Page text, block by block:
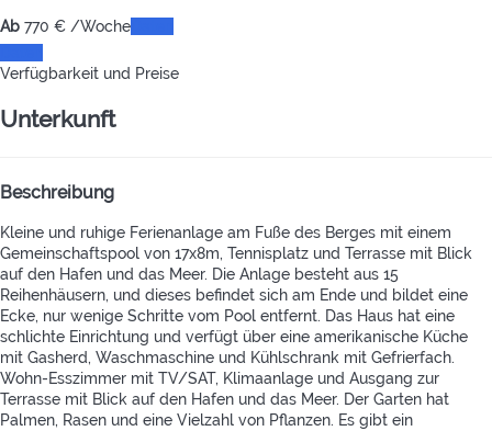
Ab 770 € /Woche
Verfügbarkeit und Preise
Unterkunft
Beschreibung
Kleine und ruhige Ferienanlage am Fuße des Berges mit einem
Gemeinschaftspool von 17x8m, Tennisplatz und Terrasse mit Blick
auf den Hafen und das Meer. Die Anlage besteht aus 15
Reihenhäusern, und dieses befindet sich am Ende und bildet eine
Ecke, nur wenige Schritte vom Pool entfernt. Das Haus hat eine
schlichte Einrichtung und verfügt über eine amerikanische Küche
mit Gasherd, Waschmaschine und Kühlschrank mit Gefrierfach.
Wohn-Esszimmer mit TV/SAT, Klimaanlage und Ausgang zur
Terrasse mit Blick auf den Hafen und das Meer. Der Garten hat
Palmen, Rasen und eine Vielzahl von Pflanzen. Es gibt ein